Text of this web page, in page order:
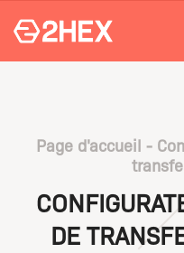
Page d'accueil -
DE